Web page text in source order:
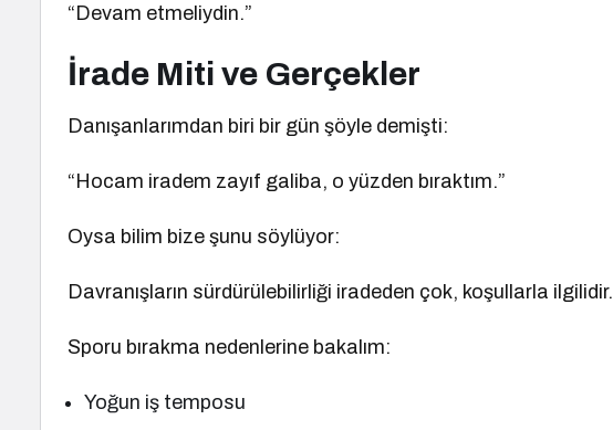
“Devam etmeliydin.”
İrade Miti ve Gerçekler
Danışanlarımdan biri bir gün şöyle demişti:
“Hocam iradem zayıf galiba, o yüzden bıraktım.”
Oysa bilim bize şunu söylüyor:
Davranışların sürdürülebilirliği iradeden çok, koşullarla ilgilidir.
Sporu bırakma nedenlerine bakalım:
Yoğun iş temposu